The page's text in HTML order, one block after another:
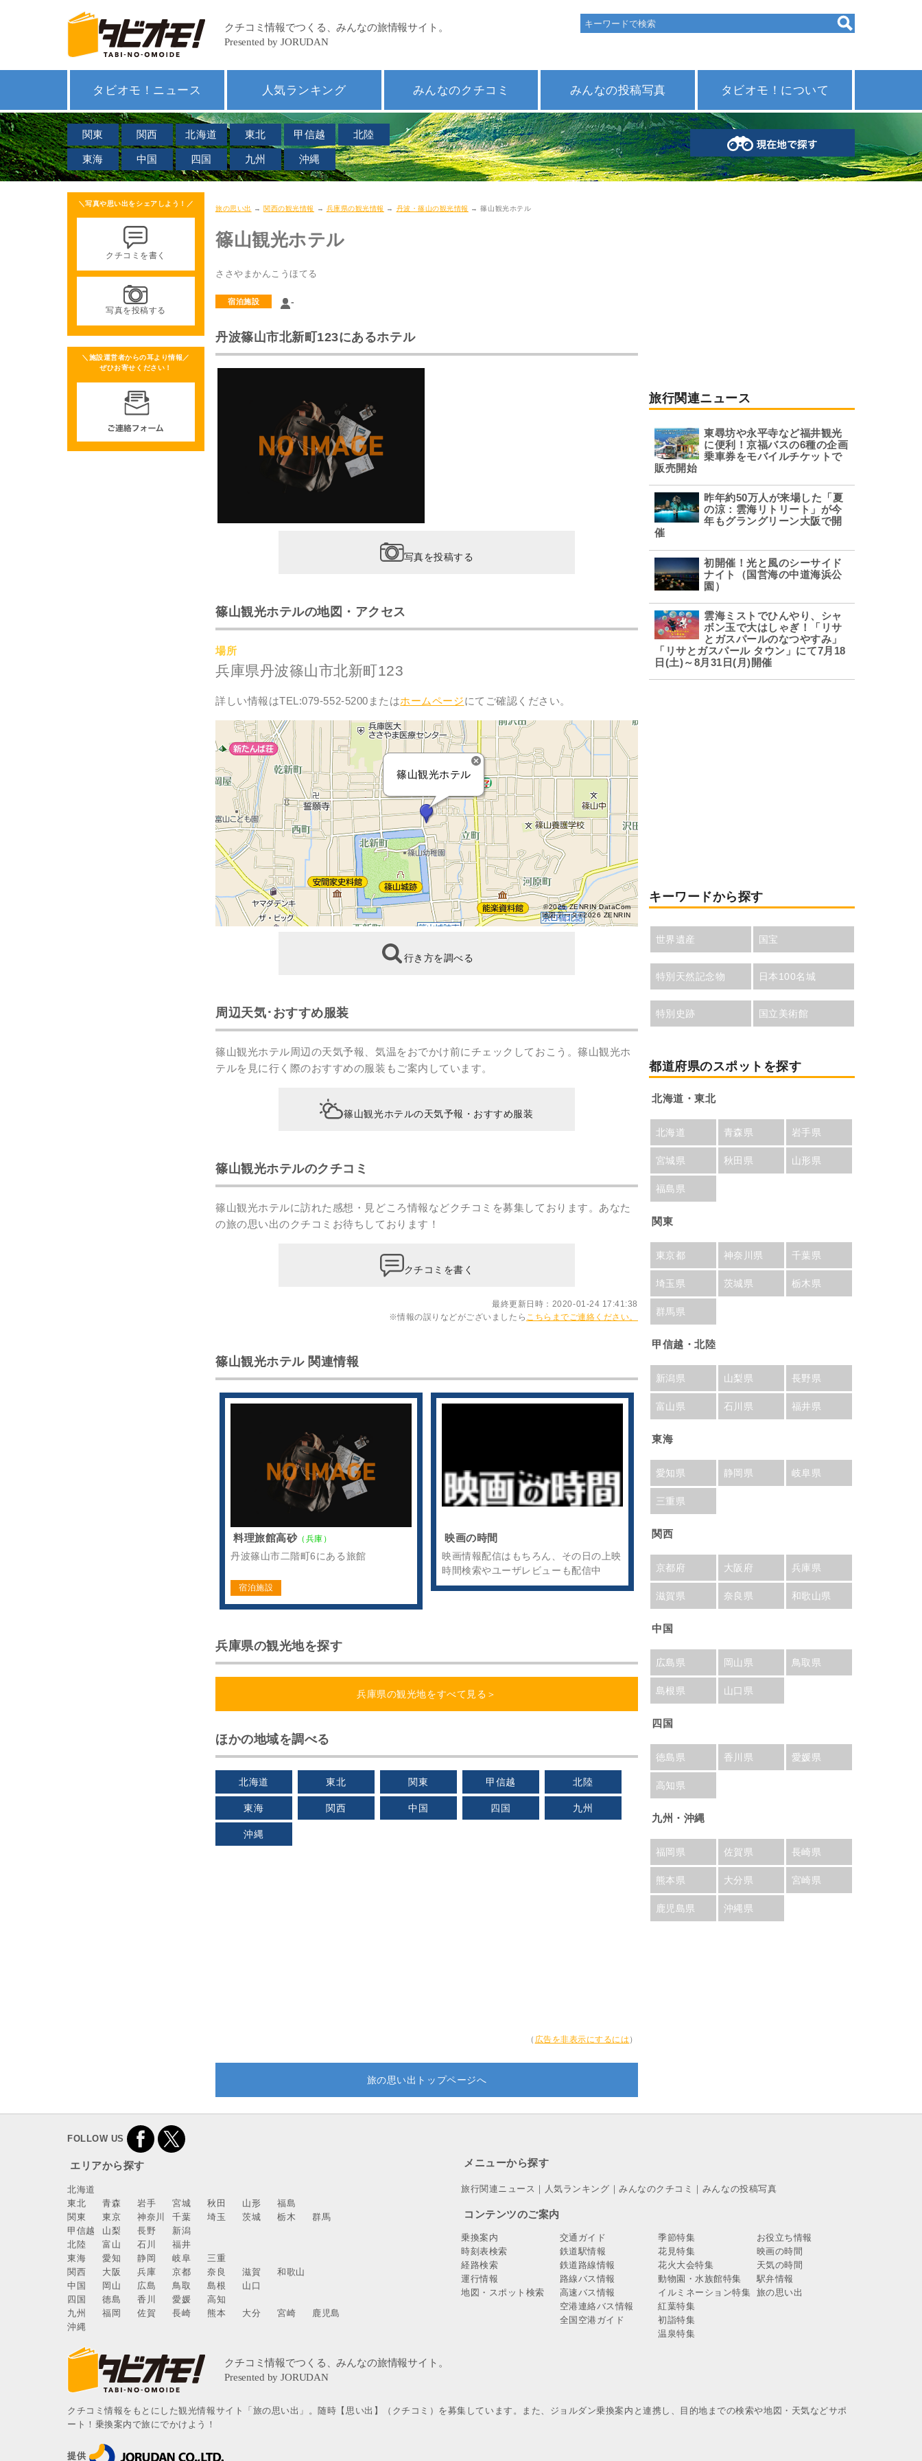
タビオモ！ニュース 人気ランキング みんなのクチコミ みんなの投稿写真 タビオモ！について
関東 関西 北海道 東北 甲信越 北陸
東海 中国 四国 九州 沖縄
旅の思い出 → 関西の観光情報 → 兵庫県の観光情報 → 丹波・篠山の観光情報 → 篠山観光ホテル
篠山観光ホテル
ささやまかんこうほてる
宿泊施設 -
丹波篠山市北新町123にあるホテル
写真を投稿する
篠山観光ホテルの地図・アクセス
場所
兵庫県丹波篠山市北新町123
詳しい情報はTEL:079-552-5200またはホームページにてご確認ください。
篠山観光ホテル
©2026 ZENRIN DataCom
地図データ©2026 ZENRIN
行き方を調べる
周辺天気･おすすめ服装
篠山観光ホテル周辺の天気予報、気温をおでかけ前にチェックしておこう。篠山観光ホ
テルを見に行く際のおすすめの服装もご案内しています。
篠山観光ホテルの天気予報・おすすめ服装
篠山観光ホテルのクチコミ
篠山観光ホテルに訪れた感想・見どころ情報などクチコミを募集しております。あなた
の旅の思い出のクチコミ お待ちしております！
クチコミを書く
最終更新日時：2020-01-24 17:41:38
※情報の誤りなどがございましたら こちらまでご連絡ください。
篠山観光ホテル 関連情報
料理旅館高砂（兵庫）
丹波篠山市二階町6にある旅館
宿泊施設
映画の時間
映画情報配信はもちろん、その日の上映
時間検索やユーザレビューも配信中
兵庫県の観光地を探す
兵庫県の観光地をすべて見る＞
ほかの地域を調べる
北海道 東北 関東 甲信越 北陸
東海 関西 中国 四国 九州
沖縄
（ 広告を非表示にするには ）
旅行関連ニュース
東尋坊や永平寺など福井観光
に便利！京福バスの6種の企画
乗車券をモバイルチケットで
販売開始
昨年約50万人が来場した「夏
の涼：雲海リトリート」が今
年もグラングリーン大阪で開
催
初開催！光と風のシーサイド
ナイト（国営海の中道海浜公
園）
雲海ミストでひんやり、シャ
ボン玉で大はしゃぎ！「リサ
とガスパールのなつやすみ」
「リサとガスパール タウン」にて7月18
日(土)～8月31日(月)開催
キーワードから探す
世界遺産 国宝
特別天然記念物 日本100名城
特別史跡 国立美術館
都道府県のスポットを探す
北海道・東北
北海道 青森県 岩手県
宮城県 秋田県 山形県
福島県
関東
東京都 神奈川県 千葉県
埼玉県 茨城県 栃木県
群馬県
甲信越・北陸
新潟県 山梨県 長野県
富山県 石川県 福井県
東海
愛知県 静岡県 岐阜県
三重県
関西
京都府 大阪府 兵庫県
滋賀県 奈良県 和歌山県
中国
広島県 岡山県 鳥取県
島根県 山口県
四国
徳島県 香川県 愛媛県
高知県
九州・沖縄
福岡県 佐賀県 長崎県
熊本県 大分県 宮崎県
鹿児島県 沖縄県
旅の思い出トップページへ
＼写真や思い出をシェアしよう！／
クチコミを書く
写真を投稿する
＼施設運営者からの耳より情報／
ぜひお寄せください！
FOLLOW US
エリアから探す
北海道
東北
青森 岩手 宮城 秋田 山形
福島
関東
東京 神奈川 千葉 埼玉 茨城 栃木
群馬
甲信越
山梨 長野
新潟
北陸
富山 石川
福井
東海
愛知 静岡 岐阜
三重
関西
大阪 兵庫 京都 奈良 滋賀
和歌山
中国
岡山 広島 鳥取 島根
山口
四国
徳島 香川 愛媛
高知
九州
福岡 佐賀 長崎 熊本 大分 宮崎
鹿児島
沖縄
メニューから探す
旅行関連ニュース ｜ 人気ランキング ｜みんなのクチコミ ｜ みんなの投稿写真
コンテンツのご案内
乗換案内
時刻表検索
経路検索
運行情報
地図・スポット検索
交通ガイド
鉄道駅情報
鉄道路線情報
路線バス情報
高速バス情報
空港連絡バス情報
全国空港ガイド
季節特集
花見特集
花火大会特集
動物園・水族館特集
イルミネーション特集
紅葉特集
初詣特集
温泉特集
お役立ち情報
映画の時間
天気の時間
駅弁情報
旅の思い出
クチコミ情報をもとにした観光情報サイト「旅の思い出」。随時【思い出】（クチコミ）を募集しています。また、ジョルダン乗換案内と連携し、目的地までの検索や地図・天気などサポ
ート！乗換案内で旅にでかけよう！
提供